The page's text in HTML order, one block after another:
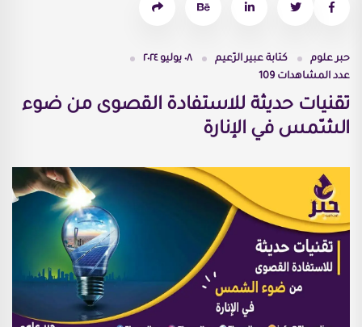
حبر علوم كتابة عبير الزّعيم
٠٨ يوليو ٢٠٢٤
عدد المشاهدات 109
تقنيات حديثة للاستفادة القصوى من ضوء
الشّمس في الإنارة